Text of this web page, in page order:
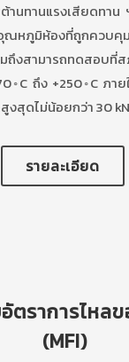
านทานแรงเสียดทาน
ณหภูมิห้องที่ถูกควบ
ถึงสามารถทดสอบที่
ถึง +250◦C ภาย
งสุดไม่น้อยกว่า 30 kN
รายละเอียด
ตราการไหล
(MFI)